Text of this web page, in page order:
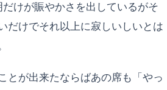
けが賑やかさを出しているがそ
だけでそれ以上に寂しいしいとは
とが出来たならばあの席も「やっ